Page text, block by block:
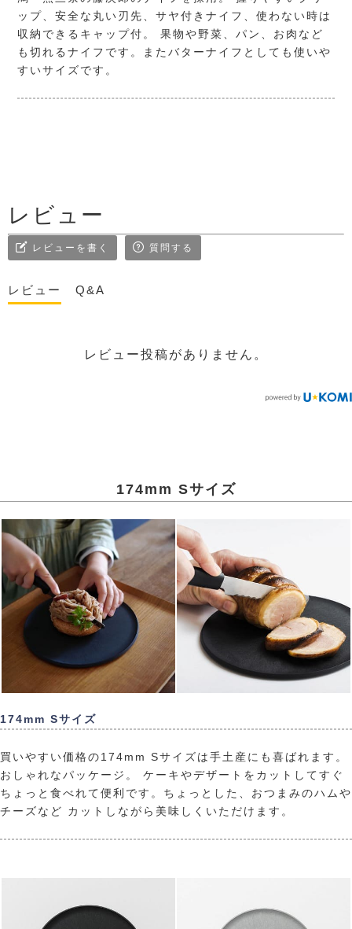
ップ、安全な丸い刃先、サヤ付きナイフ、使わない時は
収納できるキャップ付。 果物や野菜、パン、お肉など
も切れるナイフです。またバターナイフとしても使いや
すいサイズです。
レビュー
レビューを書く 質問する
レビュー Q&A
レビュー投稿がありません。
174mm Sサイズ
174mm Sサイズ
買いやすい価格の174mm Sサイズは手土産にも喜ばれます。
おしゃれなパッケージ。 ケーキやデザートをカットしてすぐ
ちょっと食べれて便利です。ちょっとした、おつまみのハムや
チーズなど カットしながら美味しくいただけます。